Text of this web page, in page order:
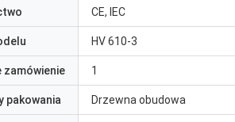
CE, IEC
HV 610-3
zamówienie 1
pakowania Drzewna obudowa